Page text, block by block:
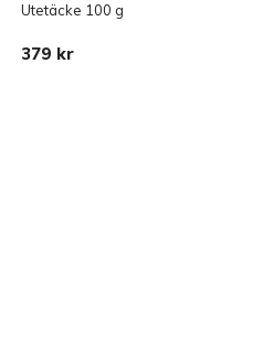
Utetäcke 100 g
379 kr